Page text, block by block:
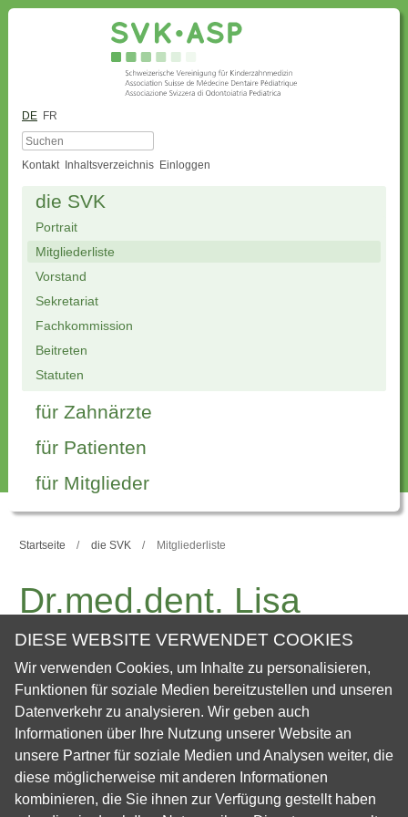
DIESE WEBSITE VERWENDET COOKIES
Wir verwenden Cookies, um Inhalte zu personalisieren,
Funktionen für soziale Medien bereitzustellen und unseren
Datenverkehr zu analysieren. Wir geben auch
Informationen über Ihre Nutzung unserer Website an
unsere Partner für soziale Medien und Analysen weiter, die
diese möglicherweise mit anderen Informationen
kombinieren, die Sie ihnen zur Verfügung gestellt haben
DE FR
Kontakt Inhaltsverzeichnis Einloggen
die SVK
Portrait
Mitgliederliste
Vorstand
Sekretariat
Fachkommission
Beitreten
Statuten
für Zahnärzte
für Patienten
für Mitglieder
Startseite die SVK Mitgliederliste
Dr.med.dent. Lisa
Bettelini
Personal Data
Vorname
Lisa
Nachname
Bettelini